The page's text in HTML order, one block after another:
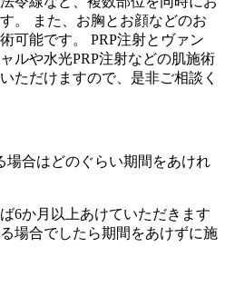
。 また、お胸とお顔などのお
可能です。 PRP注射とヴァン
ルや水光PRP注射などの肌施術
ただけますので、是非ご相談く
場合はどのぐらい期間をあけれ
6か月以上あけていただきます
場合でしたら期間をあけずに施